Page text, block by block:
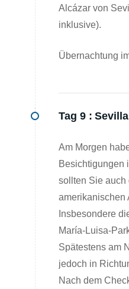
Alcázar von
inklusive).
Übernachtung
Tag 9 :
Am Morgen
Besichtigungen
sollten Sie auch
amerikanischen
Insbesondere
María-Luisa-
Spätestens am
jedoch in
Nach dem